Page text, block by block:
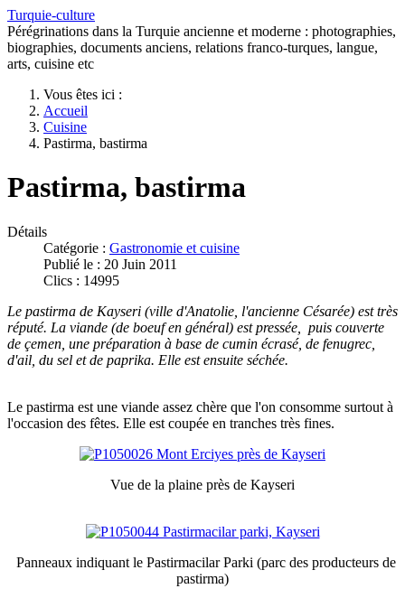
Turquie-culture
Pérégrinations dans la Turquie ancienne et moderne : photographies,
biographies, documents anciens, relations franco-turques, langue,
arts, cuisine etc
Vous êtes ici :
Accueil
Cuisine
Pastirma, bastirma
Pastirma, bastirma
Détails
Catégorie : Gastronomie et cuisine
Publié le : 20 Juin 2011
Clics : 14995
Le pastirma de Kayseri (ville d'Anatolie, l'ancienne Césarée) est très
réputé. La viande (de boeuf en général) est pressée, puis couverte
de çemen, une préparation à base de cumin écrasé, de fenugrec,
d'ail, du sel et de paprika. Elle est ensuite séchée.
Le pastirma est une viande assez chère que l'on consomme surtout à
l'occasion des fêtes. Elle est coupée en tranches très fines.
Vue de la plaine près de Kayseri
Panneaux indiquant le Pastirmacilar Parki (parc des producteurs de
pastirma)